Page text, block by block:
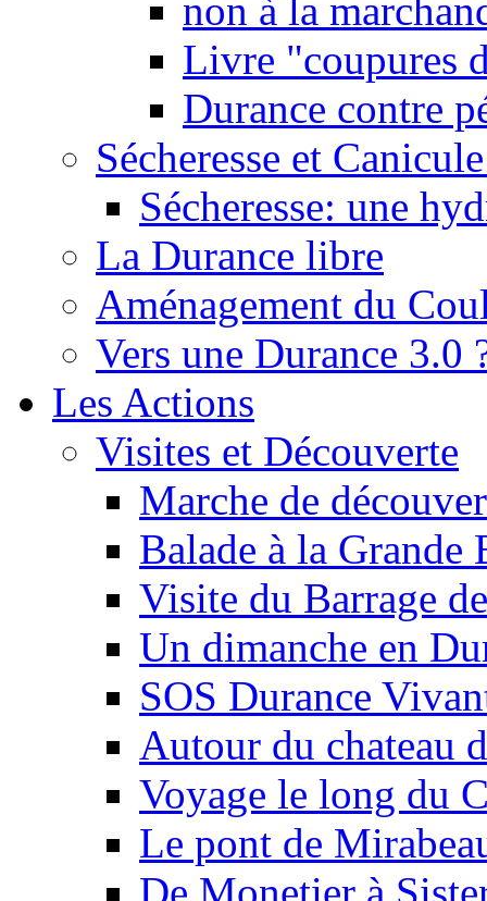
non à la
Livre "coupures
Durance contre
Sécheresse et
Sécheresse: une
La Durance libre
Aménagement du
Vers une Durance 3.0
Les Actions
Visites et Découverte
Marche de
Balade à la Grande
Visite du Barrage
Un dimanche en
SOS Durance
Autour du chateau
Voyage le long du
Le pont de